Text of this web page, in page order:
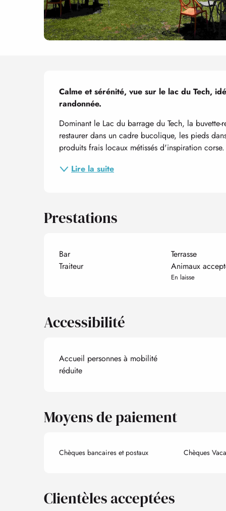
Description
Calme et sérénité, vue sur le lac du Tech,
randonnée.
Dominant le Lac du barrage du Tech, la
restaurer dans un cadre bucolique, les pieds
produits frais locaux métissés d'inspiration
Lire la suite
Prestations
Bar Terrasse
Traiteur
Animaux
En laisse
Accessibilité
Accueil personnes à mobilité
réduite
Moyens de paiement
Chèques bancaires et postaux Chèques
Clientèles acceptées